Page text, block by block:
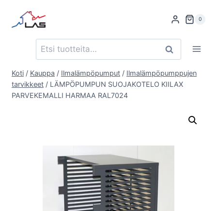
sisältöön
0
Etsi: Haku
Koti / Kauppa / Ilmalämpöpumput / Ilmalämpöpumppujen
tarvikkeet / LÄMPÖPUMPUN SUOJAKOTELO KIILAX
PARVEKEMALLI HARMAA RAL7024